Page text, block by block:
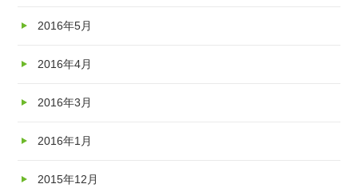
2016年5月
2016年4月
2016年3月
2016年1月
2015年12月